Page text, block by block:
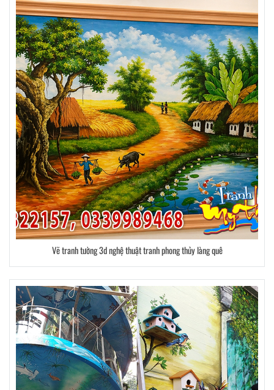
Vẽ tranh tường 3d nghệ thuật tranh phong thủy làng quê